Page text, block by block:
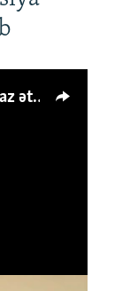
Azərbaycanlı avropalıdan iki dəfə az ət yeyir, amma... 'Qiymət artımı qaçılmazdır'